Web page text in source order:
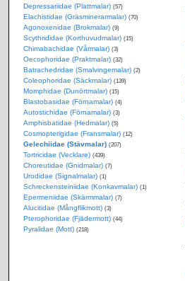
Depressariidae (Plattmalar) (57)
Elachistidae (Gräsminerarmalar) (70)
Agonoxenidae (Brokmalar) (9)
Scythrididae (Korthuvudmalar) (15)
Chimabachidae (Vårmalar) (3)
Oecophoridae (Praktmalar) (32)
Batrachedridae (Smalvingemalar) (2)
Coleophoridae (Säckmalar) (139)
Momphidae (Dunörtmalar) (15)
Blastobasidae (Förnamalar) (4)
Autostichidae (Förnamalar) (3)
Amphisbatidae (Hedmalar) (5)
Cosmopterigidae (Fransmalar) (12)
Gelechiidae (Stävmalar) (207)
Tortricidae (Vecklare) (439)
Choreutidae (Gnidmalar) (7)
Urodidae (Signalmalar) (1)
Schreckensteiniidae (Konkavmalar) (1)
Epermeniidae (Skärmmalar) (7)
Alucitidae (Mångflikmott) (3)
Pterophoridae (Fjädermott) (44)
Pyralidae (Mott) (218)